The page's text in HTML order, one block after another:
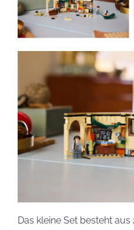
Das kleine Set besteht